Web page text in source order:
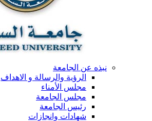
نبذه عن الجامعة
الرؤية والرسالة و الاهداف
مجلس الأمناء
مجلس الجامعة
رئيس الجامعة
شهادات وانجازات